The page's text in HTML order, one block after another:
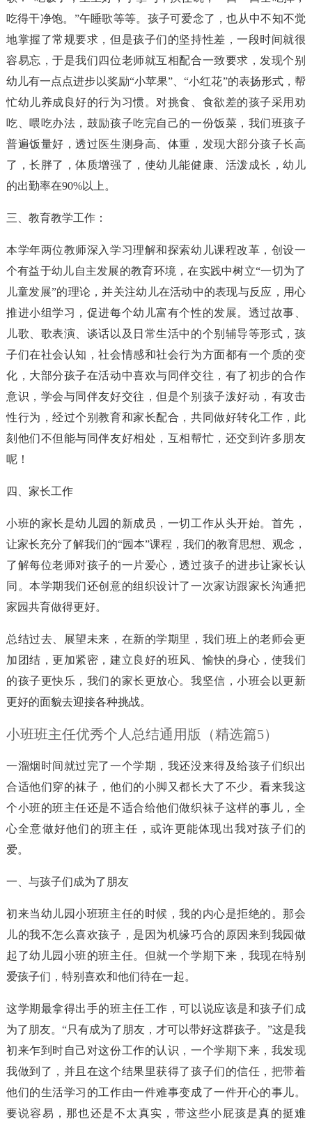
吃得干净饱。”午睡歌等等。孩子可爱念了，也从中不知不觉
地掌握了常规要求，但是孩子们的坚持性差，一段时间就很
容易忘，于是我们四位老师就互相配合一致要求，发现个别
幼儿有一点点进步以奖励“小苹果”、“小红花”的表扬形式，帮
忙幼儿养成良好的行为习惯。对挑食、食欲差的孩子采用劝
吃、喂吃办法，鼓励孩子吃完自己的一份饭菜，我们班孩子
普遍饭量好，透过医生测身高、体重，发现大部分孩子长高
了，长胖了，体质增强了，使幼儿能健康、活泼成长，幼儿
的出勤率在90%以上。
三、教育教学工作：
本学年两位教师深入学习理解和探索幼儿课程改革，创设一
个有益于幼儿自主发展的教育环境，在实践中树立“一切为了
儿童发展”的理论，并关注幼儿在活动中的表现与反应，用心
推进小组学习，促进每个幼儿富有个性的发展。透过故事、
儿歌、歌表演、谈话以及日常生活中的个别辅导等形式，孩
子们在社会认知，社会情感和社会行为方面都有一个质的变
化，大部分孩子在活动中喜欢与同伴交往，有了初步的合作
意识，学会与同伴友好交往，但是个别孩子泼好动，有攻击
性行为，经过个别教育和家长配合，共同做好转化工作，此
刻他们不但能与同伴友好相处，互相帮忙，还交到许多朋友
呢！
四、家长工作
小班的家长是幼儿园的新成员，一切工作从头开始。首先，
让家长充分了解我们的“园本”课程，我们的教育思想、观念，
了解每位老师对孩子的一片爱心，透过孩子的进步让家长认
同。本学期我们还创意的组织设计了一次家访跟家长沟通把
家园共育做得更好。
总结过去、展望未来，在新的学期里，我们班上的老师会更
加团结，更加紧密，建立良好的班风、愉快的身心，使我们
的孩子更快乐，我们的家长更放心。我坚信，小班会以更新
更好的面貌去迎接各种挑战。
小班班主任优秀个人总结通用版（精选篇5）
一溜烟时间就过完了一个学期，我还没来得及给孩子们织出
合适他们穿的袜子，他们的小脚又都长大了不少。看来我这
个小班的班主任还是不适合给他们做织袜子这样的事儿，全
心全意做好他们的班主任，或许更能体现出我对孩子们的
爱。
一、与孩子们成为了朋友
初来当幼儿园小班班主任的时候，我的内心是拒绝的。那会
儿的我不怎么喜欢孩子，是因为机缘巧合的原因来到我园做
起了幼儿园小班的班主任。但就一个学期下来，我现在特别
爱孩子们，特别喜欢和他们待在一起。
这学期最拿得出手的班主任工作，可以说应该是和孩子们成
为了朋友。“只有成为了朋友，才可以带好这群孩子。”这是我
初来乍到时自己对这份工作的认识，一个学期下来，我发现
我做到了，并且在这个结果里获得了孩子们的信任，把带着
他们的生活学习的工作由一件难事变成了一件开心的事儿。
要说容易，那也还是不太真实，带这些小屁孩是真的挺难